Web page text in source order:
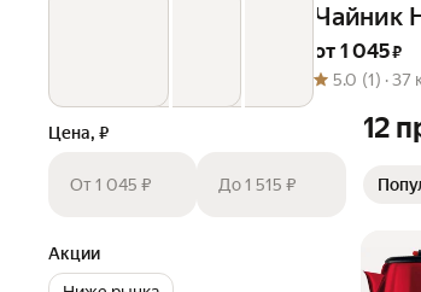
Чайник
от 1 045 ₽
5.0 (1) ·37
Цена, ₽
От 1 045 ₽ До 1 515 ₽
Акции
12